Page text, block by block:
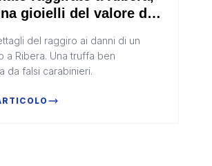
gioielli del valore di
del raggiro ai danni di un
a Ribera. Una truffa ben
da falsi carabinieri.